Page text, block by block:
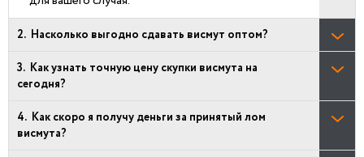
Насколько выгодно сдавать висмут оптом?
Как узнать точную цену скупки висмута на
сегодня?
Как скоро я получу деньги за принятый лом
висмута?